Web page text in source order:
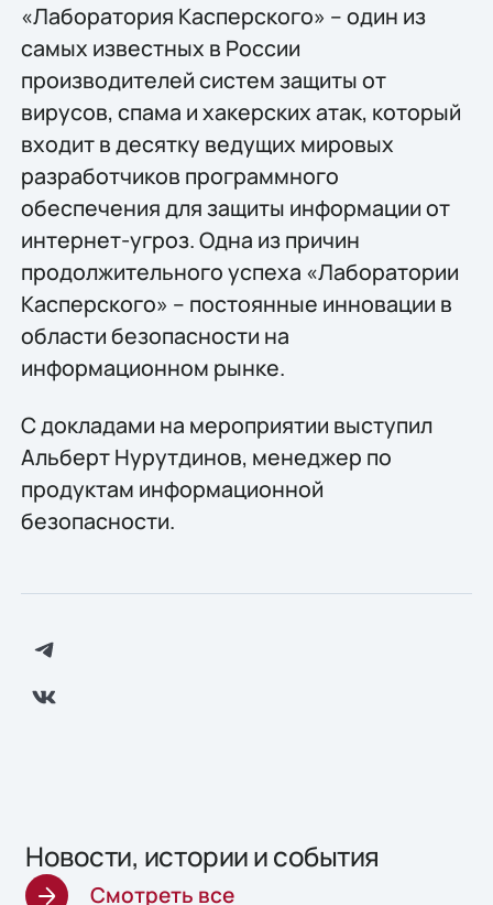
«Лаборатория Касперского» – один из
самых известных в России
производителей систем защиты от
вирусов, спама и хакерских атак, который
входит в десятку ведущих мировых
разработчиков программного
обеспечения для защиты информации от
интернет-угроз. Одна из причин
продолжительного успеха «Лаборатории
Касперского» – постоянные инновации в
области безопасности на
информационном рынке.
С докладами на мероприятии выступил
Альберт Нурутдинов, менеджер по
продуктам информационной
безопасности.
Новости, истории и события
Смотреть все